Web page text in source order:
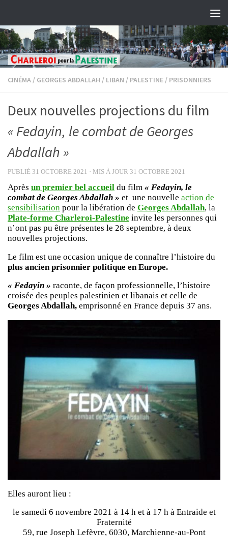
CINÉMA / GEORGES ABDALLAH / LIBAN / PALESTINE / PRISONNIERS
Deux nouvelles projections du film
« Fedayin, le combat de Georges
Abdallah »
PUBLIÉ 31 OCTOBRE 2021 · MIS À JOUR 31 OCTOBRE 2021
Après un premier bel accueil du film « Fedayin, le
combat de Georges Abdallah » et une nouvelle action de
sensibilisation pour la libération de Georges Abdallah, la
Plate-forme Charleroi-Palestine invite les personnes qui
n’ont pas pu être présentes le 28 septembre, à deux
nouvelles projections.
Le film est une occasion unique de connaître l’histoire du
plus ancien prisonnier politique en Europe.
« Fedayin » raconte, de façon professionnelle, l’histoire
croisée des peuples palestinien et libanais et celle de
Georges Abdallah, emprisonné en France depuis 37 ans.
Elles auront lieu :
le samedi 6 novembre 2021 à 14 h et à 17 h à Entraide et
Fraternité
59, rue Joseph Lefèvre, 6030, Marchienne-au-Pont